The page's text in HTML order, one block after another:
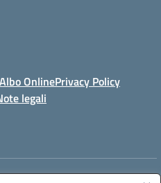
Albo OnlinePrivacy Policy
legali